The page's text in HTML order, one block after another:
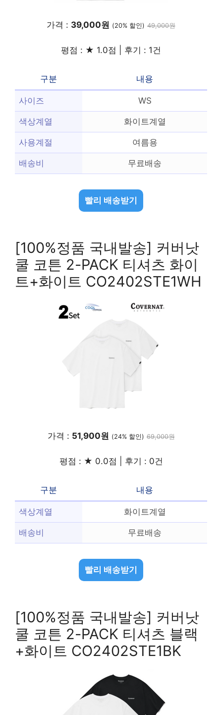
가격 : 39,000원 (20% 할인) 49,000원
평점 : ★ 1.0점 | 후기 : 1건
구분 내용
사이즈 WS
색상계열 화이트계열
사용계절 여름용
배송비 무료배송
빨리 배송받기
[100%정품 국내발송] 커버낫
쿨 코튼 2-PACK 티셔츠 화이
트+화이트 CO2402STE1WH
가격 : 51,900원 (24% 할인) 69,000원
평점 : ★ 0.0점 | 후기 : 0건
구분 내용
색상계열 화이트계열
배송비 무료배송
빨리 배송받기
[100%정품 국내발송] 커버낫
쿨 코튼 2-PACK 티셔츠 블랙
+화이트 CO2402STE1BK